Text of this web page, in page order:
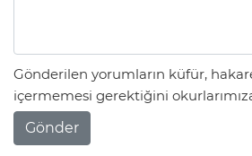
Gönderilen yorumların küfür,
içermemesi gerektiğini
Gönder